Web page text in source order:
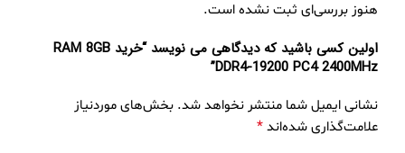
هنوز بررسی‌ای ثبت نشده است.
اولین کسی باشید که دیدگاهی می نویسد “خرید RAM 8GB
DDR4-19200 PC4 2400MHz”
نشانی ایمیل شما منتشر نخواهد شد. بخش‌های موردنیاز
علامت‌گذاری شده‌اند*